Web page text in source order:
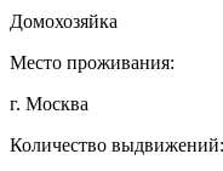
Домохозяйка
Место проживания:
г. Москва
Количество выдвижений: